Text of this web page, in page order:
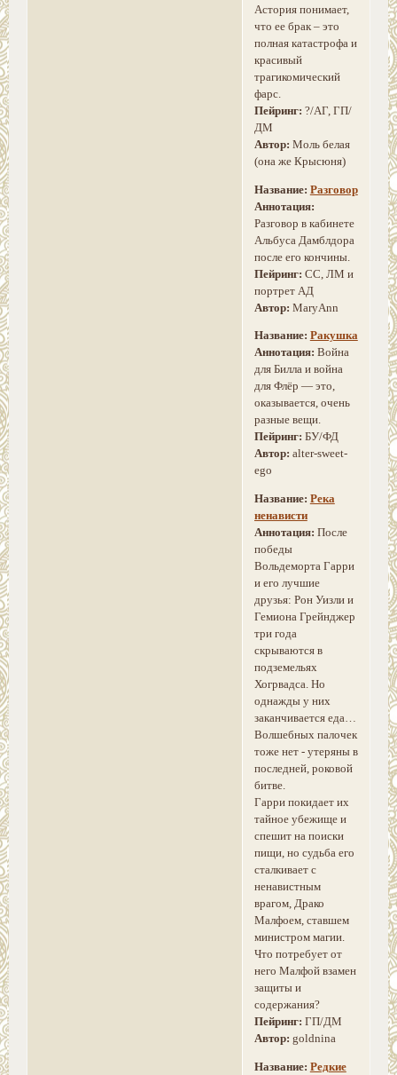
Астория понимает,
что ее брак – это
полная катастрофа и
красивый
трагикомический
фарс.
Пейринг: ?/АГ, ГП/
ДМ
Автор: Моль белая
(она же Крысюня)
Название: Разговор
Аннотация:
Разговор в кабинете
Альбуса Дамблдора
после его кончины.
Пейринг: CC, ЛМ и
портрет АД
Автор: MaryAnn
Название: Ракушка
Аннотация: Война
для Билла и война
для Флёр — это,
оказывается, очень
разные вещи.
Пейринг: БУ/ФД
Автор: alter-sweet-
ego
Название: Река
ненависти
Аннотация: После
победы
Вольдеморта Гарри
и его лучшие
друзья: Рон Уизли и
Гемиона Грейнджер
три года
скрываются в
подземельях
Хогрвадса. Но
однажды у них
заканчивается еда…
Волшебных палочек
тоже нет - утеряны в
последней, роковой
битве.
Гарри покидает их
тайное убежище и
спешит на поиски
пищи, но судьба его
сталкивает с
ненавистным
врагом, Драко
Малфоем, ставшем
министром магии.
Что потребует от
него Малфой взамен
защиты и
содержания?
Пейринг: ГП/ДМ
Автор: goldnina
Название: Редкие